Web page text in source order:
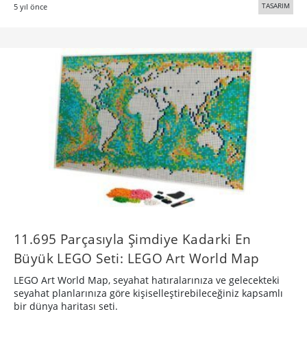
5 yıl önce TASARIM
11.695 Parçasıyla Şimdiye Kadarki En
Büyük LEGO Seti: LEGO Art World Map
LEGO Art World Map, seyahat hatıralarınıza ve gelecekteki
seyahat planlarınıza göre kişiselleştirebileceğiniz kapsamlı
bir dünya haritası seti.